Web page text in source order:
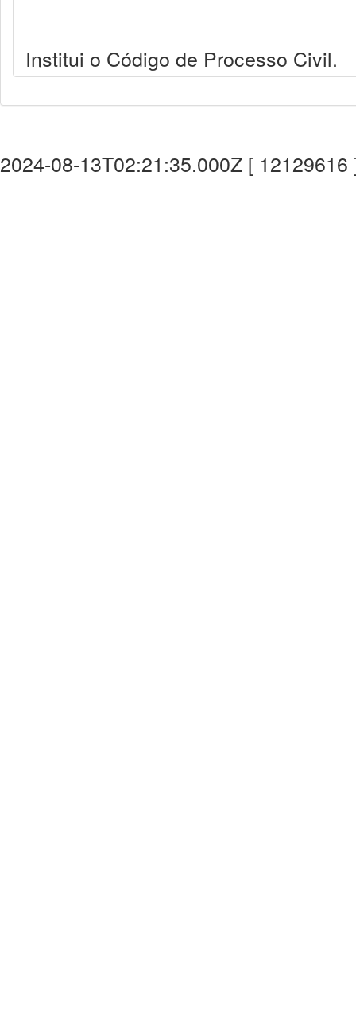
Institui o Código de Processo Civil.
2024-08-13T02:21:35.000Z [ 12129616